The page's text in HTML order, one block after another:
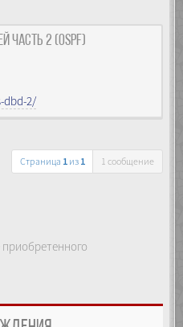
2 (OSPF)
dbd-2/
Страница 1из 1 1 сообщение